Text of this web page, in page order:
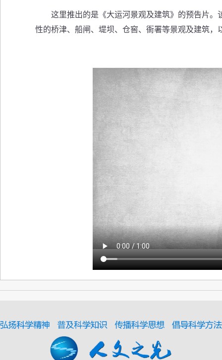
这里推出的是《大运河景观及建筑》的预告片。
性的桥津、船闸、堤坝、仓窖、衙署等景观及建筑